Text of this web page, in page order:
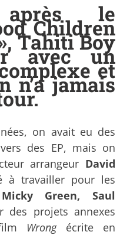
le
Children
Tahiti Boy
avec un
et
n’a jamais
on avait eu des
des EP, mais on
arrangeur David
à travailler pour les
Green, Saul
projets annexes
Wrongécrite en